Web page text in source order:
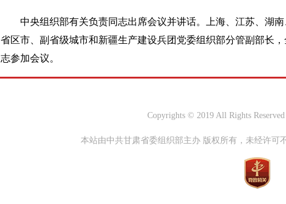
中央组织部有关负责同志出席会议并讲话。上海、江苏、湖
省区市、副省级城市和新疆生产建设兵团党委组织部分管副部长
志参加会议。
Copyrights © 2019 All Rights
本站由中共甘肃省委组织部主办 版权所有，未经许可